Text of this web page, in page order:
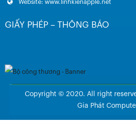
Website: www.linhkienapple.net
GIẤY PHÉP – THÔNG BÁO
Copyright © 2020. All right
Gia Phát